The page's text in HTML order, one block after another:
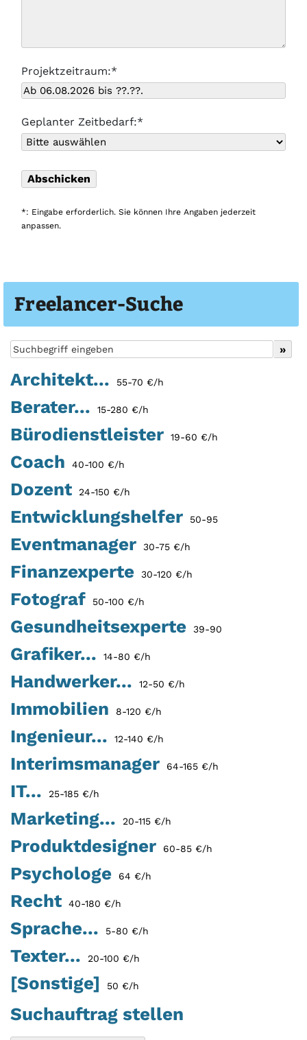
Freelancer-Suche
Architekt... 55-70 €/h
Berater... 15-280 €/h
Bürodienstleister 19-60 €/h
Coach 40-100 €/h
Dozent 24-150 €/h
Entwicklungshelfer 50-95
Eventmanager 30-75 €/h
Finanzexperte 30-120 €/h
Fotograf 50-100 €/h
Gesundheitsexperte 39-90
Grafiker... 14-80 €/h
Handwerker... 12-50 €/h
Immobilien 8-120 €/h
Ingenieur... 12-140 €/h
Interimsmanager 64-165 €/h
IT... 25-185 €/h
Marketing... 20-115 €/h
Produktdesigner 60-85 €/h
Psychologe 64 €/h
Recht 40-180 €/h
Sprache... 5-80 €/h
Texter... 20-100 €/h
[Sonstige] 50 €/h
Suchauftrag stellen
Projektzeitraum:*
Geplanter Zeitbedarf:*
*: Eingabe erforderlich. Sie können Ihre Angaben jederzeit
anpassen.